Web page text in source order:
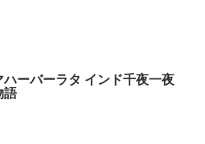
ハーバーラタ インド千夜一夜
語